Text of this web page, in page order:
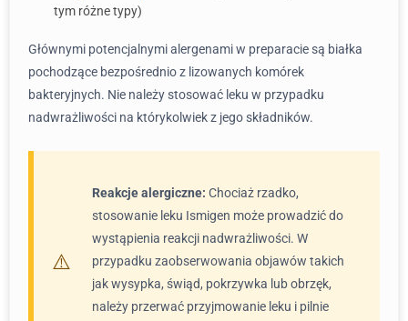
tym różne typy)
Głównymi potencjalnymi alergenami w preparacie są białka
pochodzące bezpośrednio z lizowanych komórek
bakteryjnych. Nie należy stosować leku w przypadku
nadwrażliwości na którykolwiek z jego składników.
Reakcje alergiczne: Chociaż rzadko,
stosowanie leku Ismigen może prowadzić do
wystąpienia reakcji nadwrażliwości. W
przypadku zaobserwowania objawów takich
jak wysypka, świąd, pokrzywka lub obrzęk,
należy przerwać przyjmowanie leku i pilnie